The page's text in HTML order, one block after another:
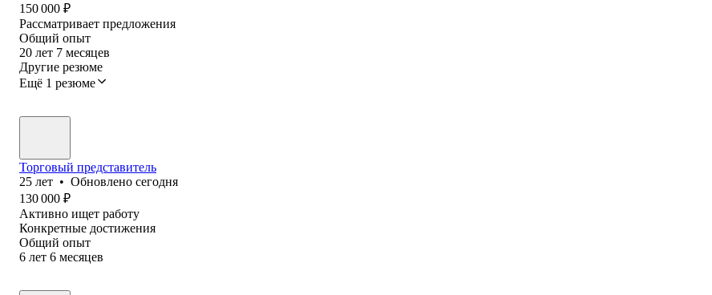
150 000 ₽
Рассматривает предложения
Общий опыт
20 лет 7 месяцев
Другие резюме
Ещё 1 резюме
Торговый представитель
25 лет • Обновлено сегодня
130 000 ₽
Активно ищет работу
Конкретные достижения
Общий опыт
6 лет 6 месяцев